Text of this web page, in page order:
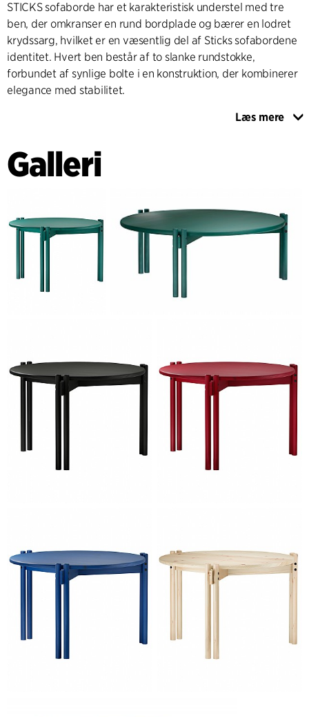
STICKS sofaborde har et karakteristisk understel med tre
ben, der omkranser en rund bordplade og bærer en lodret
krydssarg, hvilket er en væsentlig del af Sticks sofabordene
identitet. Hvert ben består af to slanke rundstokke,
forbundet af synlige bolte i en konstruktion, der kombinerer
elegance med stabilitet.
Med et udvalg af forskellige farver og to forskellige
indretningen til både privat og til erhverv. Både stel og
bordplade er fremstillet af hurtigvoksende og tilgængeligt
i en palet af tre klassiske farver, som er påført på en måde,
der lader fyrretræets unikke og karakterfulde åretegninger
træde frem. Dermed udstråler STICKS sofaborde
overordnet en naturlig og nordisk elegance, der kan tilføres
et kulørt og personligt præg.
ideelt til afslappede og loungeprægede indretninger.
STICKS sofaborde er en del af en serie med
det kendetegnende og gennemgående element. STICKS
sofabordes design giver mulighed for at variere
indretningen og passer ind i private hjem såvel som
Læs mere
Galleri